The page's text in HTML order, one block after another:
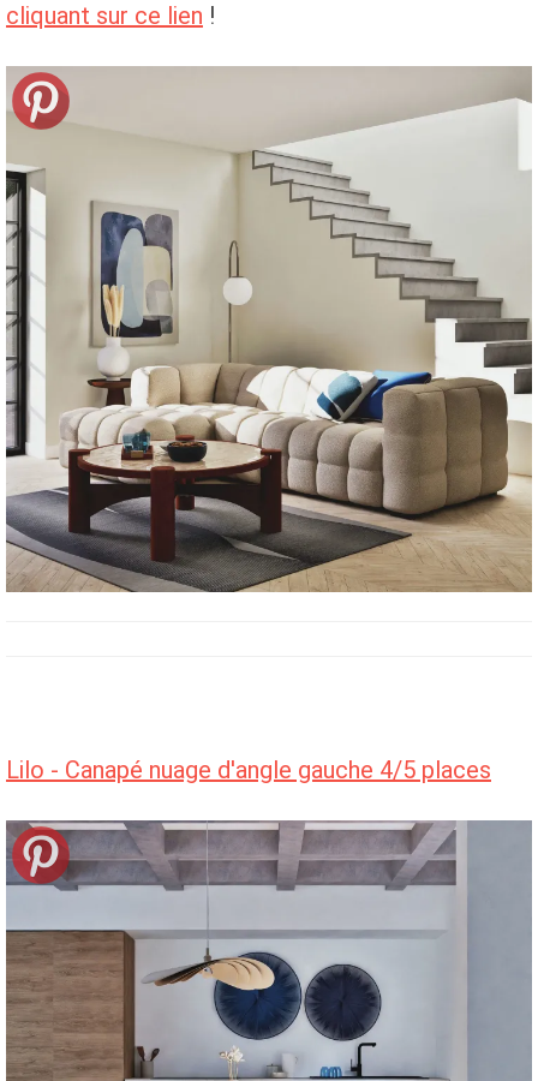
cliquant sur ce lien !
Lilo - Canapé nuage d'angle gauche 4/5 places